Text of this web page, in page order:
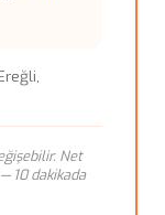
Net
10 dakikada